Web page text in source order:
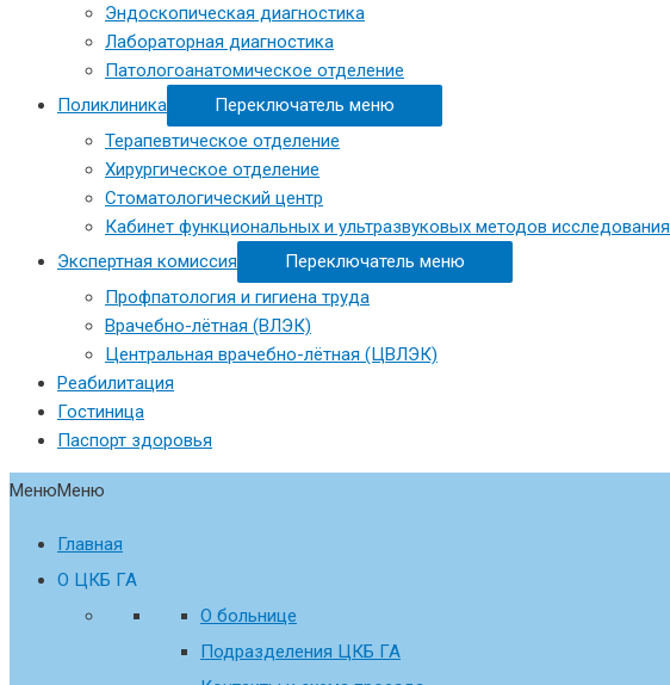
Эндоскопическая диагностика
Лабораторная диагностика
Патологоанатомическое отделение
Поликлиника
Переключатель меню
Терапевтическое отделение
Хирургическое отделение
Стоматологический центр
Кабинет функциональных и ультразвуковых методов исследования
Экспертная комиссия
Переключатель меню
Профпатология и гигиена труда
Врачебно-лётная (ВЛЭК)
Центральная врачебно-лётная (ЦВЛЭК)
Реабилитация
Гостиница
Паспорт здоровья
МенюМеню
Главная
О ЦКБ ГА
О больнице
Подразделения ЦКБ ГА